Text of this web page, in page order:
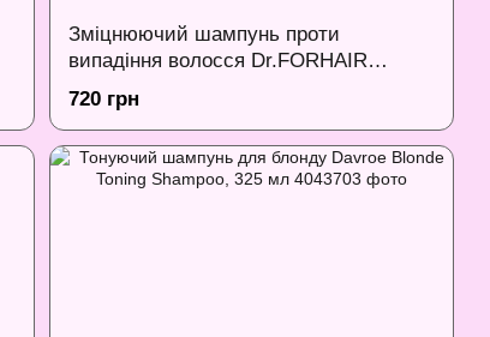
Зміцнюючий шампунь проти
випадіння волосся Dr.FORHAIR
Folligen Shampoo, 300 мл
720 грн